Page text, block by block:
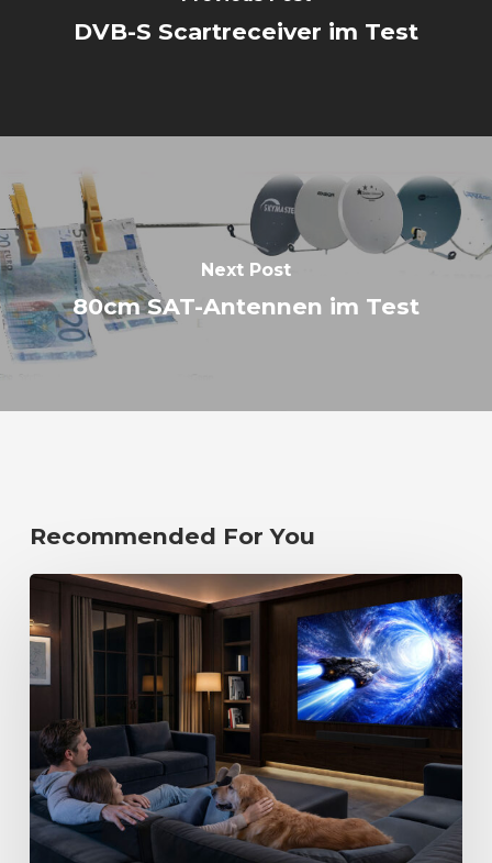
DVB-S Scartreceiver im Test
Next Post
80cm SAT-Antennen im Test
Recommended For You